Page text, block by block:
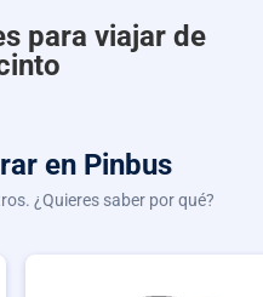
para viajar de
en Pinbus
¿Quieres saber por qué?